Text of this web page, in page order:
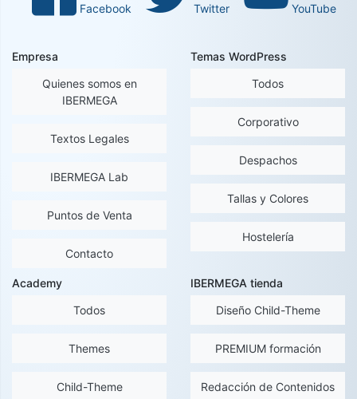
Facebook Twitter YouTube
Empresa
Quienes somos en
IBERMEGA
Textos Legales
IBERMEGA Lab
Puntos de Venta
Contacto
Temas WordPress
Todos
Corporativo
Despachos
Tallas y Colores
Hostelería
Academy
Todos
Themes
Child-Theme
IBERMEGA tienda
Diseño Child-Theme
PREMIUM formación
Redacción de Contenidos